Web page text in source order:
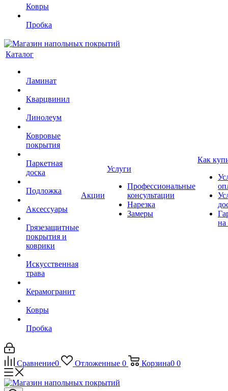
Ковры
Пробка
Каталог
Ламинат
Кварцвинил
Линолеум
Ковровые
покрытия
Паркетная
доска
Подложка
Аксессуары
Грязезащитные
покрытия и
коврики
Искусственная
трава
Керамогранит
Ковры
Пробка
Акции
Услуги
Профессиональные
консультации
Нарезка
Замеры
Как
на
Сравнение0 Отложенные 0 Корзина0 0